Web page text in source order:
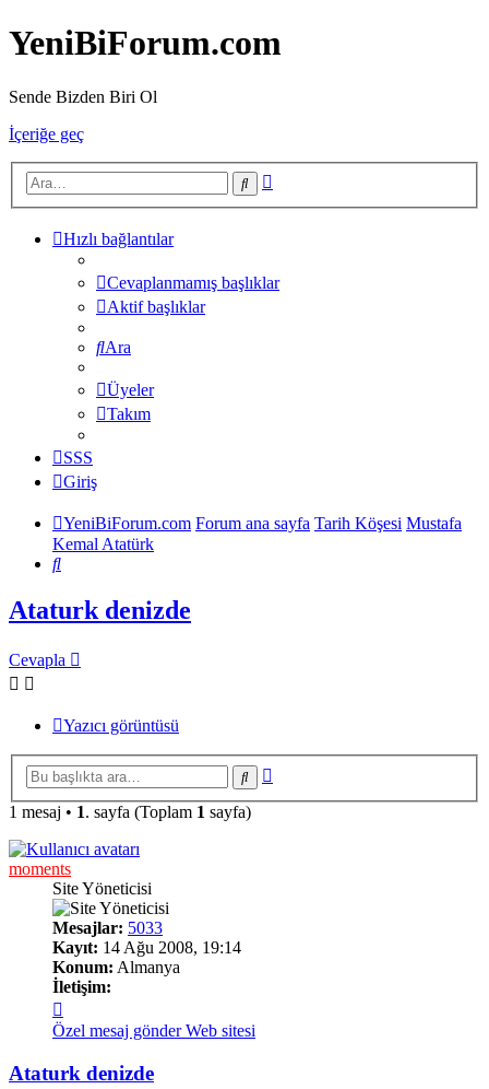
YeniBiForum.com
Sende Bizden Biri Ol
İçeriğe geç
Ara
Hızlı bağlantılar
Cevaplanmamış başlıklar
Aktif başlıklar
Ara
Üyeler
Takım
SSS
Giriş
YeniBiForum.com Forum ana sayfa Tarih Köşesi Mustafa
Kemal Atatürk
Ara
Ataturk denizde
Cevapla
Yazıcı görüntüsü
Ara
1 mesaj • 1. sayfa (Toplam 1 sayfa)
moments
Site Yöneticisi
Mesajlar: 5033
Kayıt: 14 Ağu 2008, 19:14
Konum: Almanya
İletişim:
moments
Özel mesaj gönder Web sitesi
Ataturk denizde